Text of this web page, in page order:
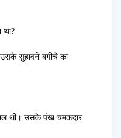
था?
सुहावने बगीचे का
थी। उसके पंख चमकदार